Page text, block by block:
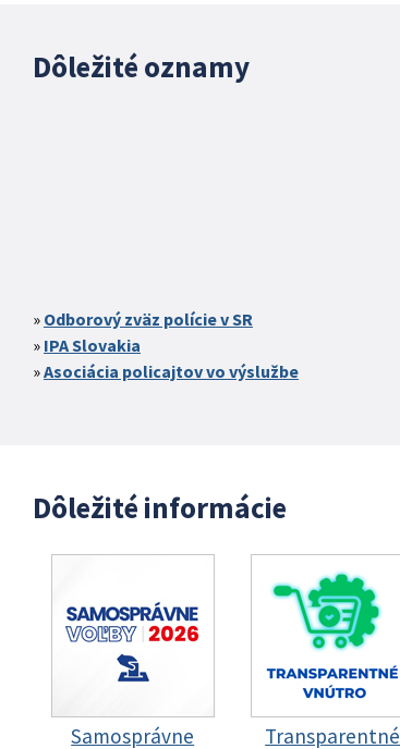
Dôležité oznamy
Odborový zväz polície v SR
IPA Slovakia
Asociácia policajtov vo výslužbe
Dôležité informácie
Samosprávne
Transparentné